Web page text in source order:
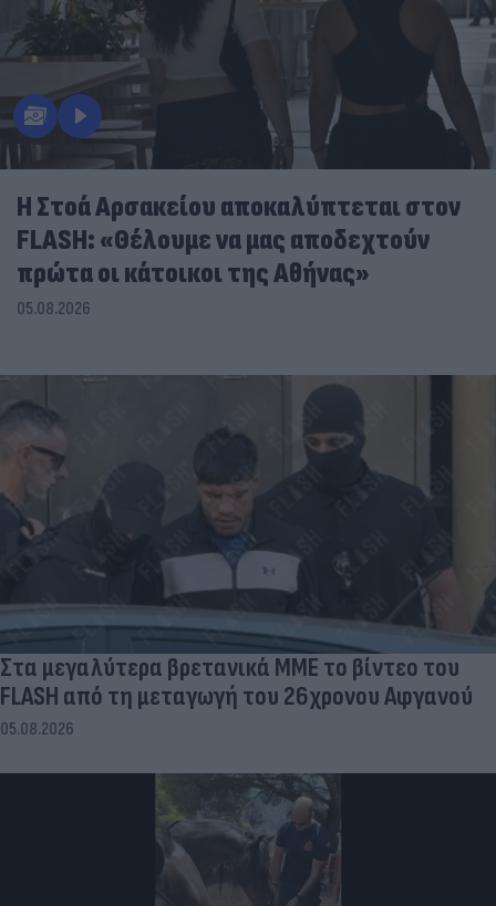
Η Στοά Αρσακείου αποκαλύπτεται στον
FLASH: «Θέλουμε να μας αποδεχτούν
πρώτα οι κάτοικοι της Αθήνας»
05.08.2026
Στα μεγαλύτερα βρετανικά ΜΜΕ το βίντεο του
FLASH από τη μεταγωγή του 26χρονου Αφγανού
05.08.2026